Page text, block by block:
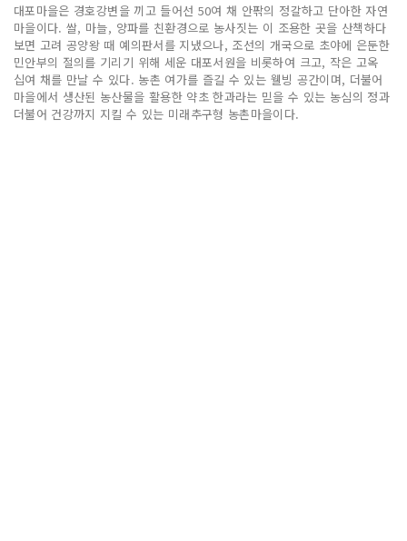
대포마을은 경호강변을 끼고 들어선 50여 채 안팎의 정갈하고 단아한 자연
마을이다. 쌀, 마늘, 양파를 친환경으로 농사짓는 이 조용한 곳을 산책하다
보면 고려 공양왕 때 예의판서를 지냈으나, 조선의 개국으로 초야에 은둔한
민안부의 절의를 기리기 위해 세운 대포서원을 비롯하여 크고, 작은 고옥
십여 채를 만날 수 있다. 농촌 여가를 즐길 수 있는 웰빙 공간이며, 더불어
마을에서 생산된 농산물을 활용한 약초 한과라는 믿을 수 있는 농심의 정과
더불어 건강까지 지킬 수 있는 미래추구형 농촌마을이다.